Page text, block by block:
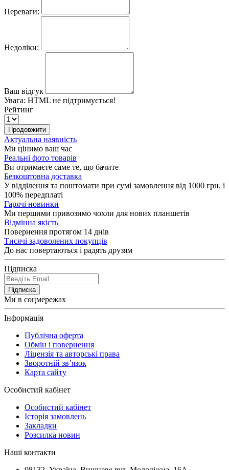
Переваги:
Недоліки:
Ваш відгук
Увага: HTML не підтримується!
Рейтинг
Продовжити
Актуальна наявність
Ми цінимо ваш час
Реальні фото товарів
Ви отримаєте саме те, що бачите
Безкоштовна доставка
У відділення та поштомати при сумі замовлення від 1000 грн. і
100% передплаті
Гарячі новинки
Ми першими привозимо чохли для нових планшетів
Відмінна якість
Повернення протягом 14 днів
Тисячі задоволених покупців
До нас повертаються і радять друзям
Підписка
Підписка
Ми в соцмережах
Інформація
Публічна оферта
Обмін і повернення
Ліцензія та авторські права
Зворотній зв’язок
Карта сайту
Особистий кабінет
Особистий кабінет
Історія замовлень
Закладки
Розсилка новин
Наші контакти